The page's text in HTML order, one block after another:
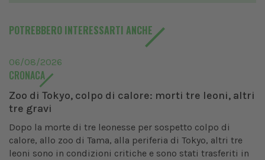
POTREBBERO INTERESSARTI ANCHE
06/08/2026
CRONACA
Zoo di Tokyo, colpo di calore: morti tre leoni, altri
tre gravi
Dopo la morte di tre leonesse per sospetto colpo di
calore, allo zoo di Tama, alla periferia di Tokyo, altri tre
leoni sono in condizioni critiche e sono stati trasferiti in